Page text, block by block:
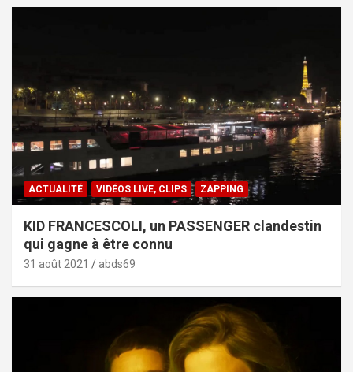
ACTUALITÉ VIDÉOS LIVE, CLIPS ZAPPING
KID FRANCESCOLI, un PASSENGER clandestin
qui gagne à être connu
31 août 2021 abds69